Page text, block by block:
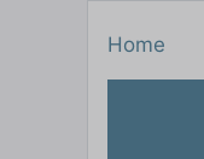
Home